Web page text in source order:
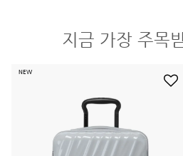
지금 가장 주목
NEW